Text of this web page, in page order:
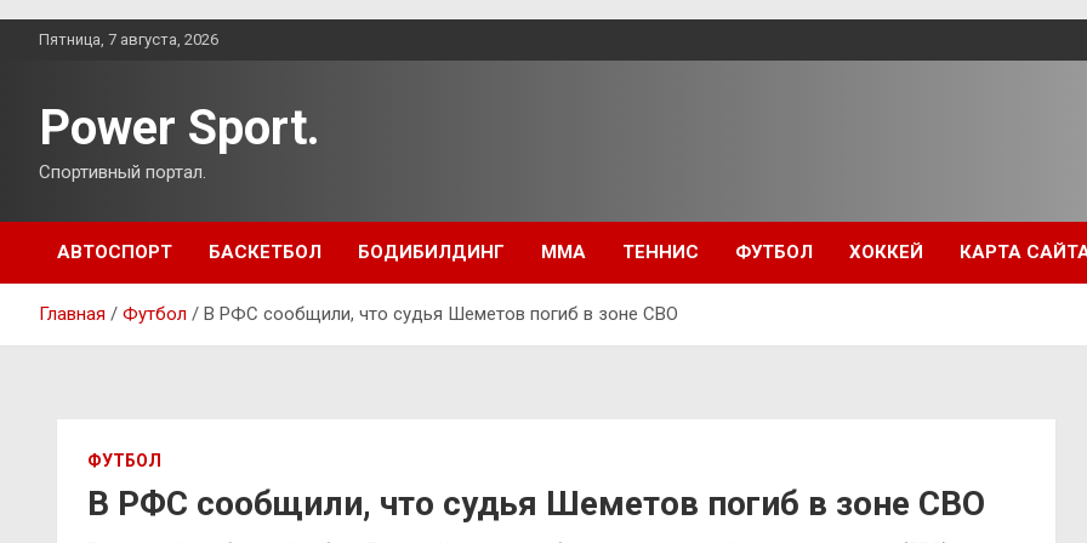
ПерейтиПятница, 7 августа, 2026
Power Sport.
Спортивный портал.
АВТОСПОРТ БАСКЕТБОЛ БОДИБИЛДИНГ ММА ТЕННИС ФУТБОЛ ХОККЕЙ КАРТА
Главная Футбол В РФС сообщили, что судья Шеметов погиб в зоне СВО
ФУТБОЛ
В РФС сообщили, что судья Шеметов погиб в зоне СВО